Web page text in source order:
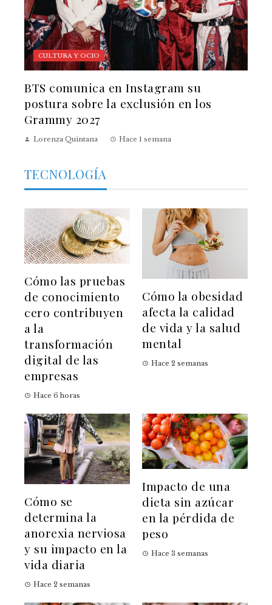
CULTURA Y OCIO
BTS comunica en Instagram su
postura sobre la exclusión en los
Grammy 2027
Lorenza Quintana Hace 1 semana
TECNOLOGÍA
Cómo las pruebas
de conocimiento
cero contribuyen
a la
transformación
digital de las
empresas
Hace 6 horas
Cómo la obesidad
afecta la calidad
de vida y la salud
mental
Hace 2 semanas
Cómo se
determina la
anorexia nerviosa
y su impacto en la
vida diaria
Hace 2 semanas
Impacto de una
dieta sin azúcar
en la pérdida de
peso
Hace 3 semanas